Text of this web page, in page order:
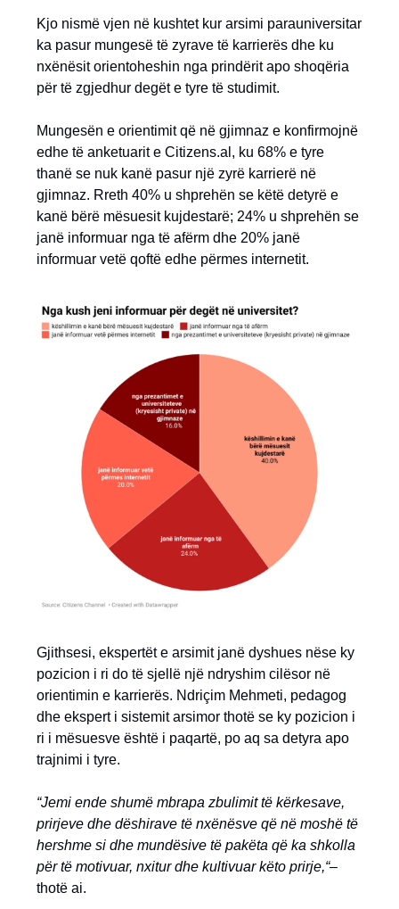
Kjo nismë vjen në kushtet kur arsimi parauniversitar
ka pasur mungesë të zyrave të karrierës dhe ku
nxënësit orientoheshin nga prindërit apo shoqëria
për të zgjedhur degët e tyre të studimit.
Mungesën e orientimit që në gjimnaz e konfirmojnë
edhe të anketuarit e Citizens.al, ku 68% e tyre
thanë se nuk kanë pasur një zyrë karrierë në
gjimnaz. Rreth 40% u shprehën se këtë detyrë e
kanë bërë mësuesit kujdestarë; 24% u shprehën se
janë informuar nga të afërm dhe 20% janë
informuar vetë qoftë edhe përmes internetit.
Gjithsesi, ekspertët e arsimit janë dyshues nëse ky
pozicion i ri do të sjellë një ndryshim cilësor në
orientimin e karrierës. Ndriçim Mehmeti, pedagog
dhe ekspert i sistemit arsimor thotë se ky pozicion i
ri i mësuesve është i paqartë, po aq sa detyra apo
trajnimi i tyre.
“Jemi ende shumë mbrapa zbulimit të kërkesave,
prirjeve dhe dëshirave të nxënësve që në moshë të
hershme si dhe mundësive të pakëta që ka shkolla
për të motivuar, nxitur dhe kultivuar këto prirje,“–
thotë ai.